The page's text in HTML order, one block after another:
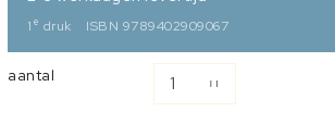
kerk zal er wel bij varen als zij deze
en gestalte geeft.
1 e druk ISBN 9789402909067
aantal